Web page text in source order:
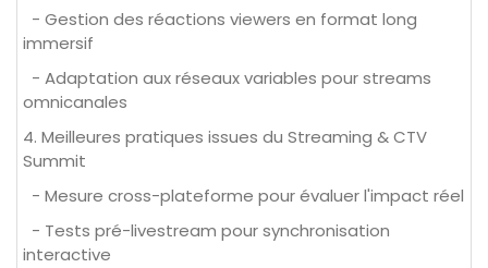
- Gestion des réactions viewers en format long
immersif
- Adaptation aux réseaux variables pour streams
omnicanales
4. Meilleures pratiques issues du Streaming & CTV
Summit
- Mesure cross-plateforme pour évaluer l'impact réel
- Tests pré-livestream pour synchronisation
interactive